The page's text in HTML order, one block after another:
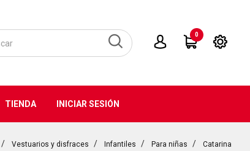
0
TIENDA INICIAR SESIÓN
Vestuarios y disfraces Infantiles Para niñas Catarina